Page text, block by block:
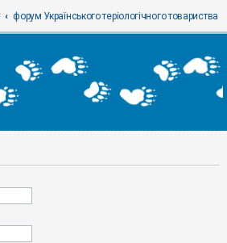
форум Українського теріологічного товариства